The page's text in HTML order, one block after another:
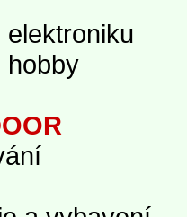
hobby